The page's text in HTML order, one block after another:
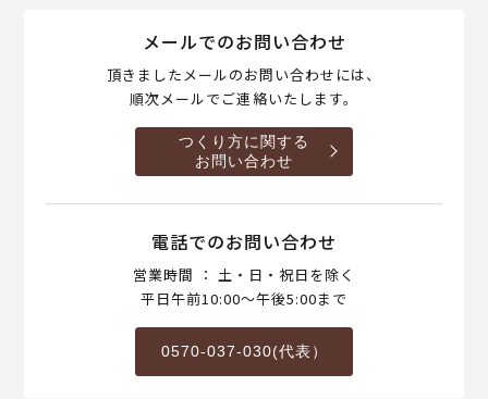
メールでのお問い合わせ
頂きましたメールのお問い合わせには、
順次メールでご連絡いたします。
つくり方に関する
お問い合わせ
電話でのお問い合わせ
営業時間 ： 土・日・祝日を除く
平日午前10:00～午後5:00まで
0570-037-030(代表）